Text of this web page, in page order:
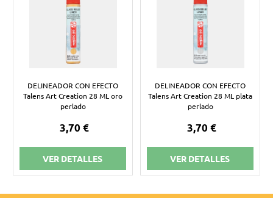
DELINEADOR CON EFECTO
Talens Art Creation 28 ML oro
perlado
3,70 €
VER DETALLES
DELINEADOR CON EFECTO
Talens Art Creation 28 ML plata
perlado
3,70 €
VER DETALLES